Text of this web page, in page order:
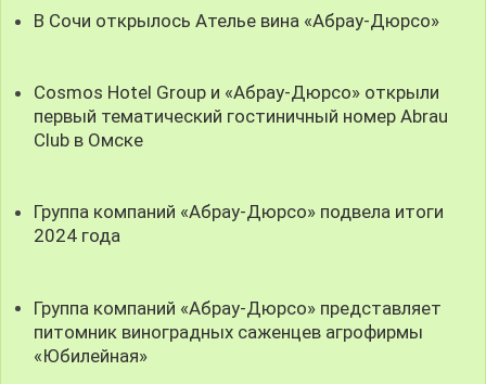
В Сочи открылось Ателье вина «Абрау-Дюрсо»
Cosmos Hotel Group и «Абрау-Дюрсо» открыли
первый тематический гостиничный номер Abrau
Club в Омске
Группа компаний «Абрау-Дюрсо» подвела итоги
2024 года
Группа компаний «Абрау-Дюрсо» представляет
питомник виноградных саженцев агрофирмы
«Юбилейная»